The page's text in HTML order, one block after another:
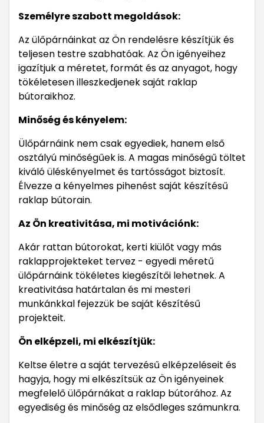
Személyre szabott megoldások:
Az ülőpárnáinkat az Ön rendelésre készítjük és
teljesen testre szabhatóak. Az Ön igényeihez
igazítjuk a méretet, formát és az anyagot, hogy
tökéletesen illeszkedjenek saját raklap
bútoraikhoz.
Minőség és kényelem:
Ülőpárnáink nem csak egyediek, hanem első
osztályú minőségűek is. A magas minőségű töltet
kiváló üléskényelmet és tartósságot biztosít.
Élvezze a kényelmes pihenést saját készítésű
raklap bútorain.
Az Ön kreativitása, mi motivációnk:
Akár rattan bútorokat, kerti kiülőt vagy más
raklapprojekteket tervez - egyedi méretű
ülőpárnáink tökéletes kiegészítői lehetnek. A
kreativitása határtalan és mi mesteri
munkánkkal fejezzük be saját készítésű
projekteit.
Ön elképzeli, mi elkészítjük:
Keltse életre a saját tervezésű elképzeléseit és
hagyja, hogy mi elkészítsük az Ön igényeinek
megfelelő ülőpárnákat a raklap bútorához. Az
egyediség és minőség az elsődleges számunkra.